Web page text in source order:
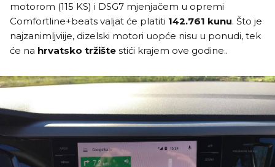
motorom (115 KS) i DSG7 mjenjačem u opremi
Comfortline+beats valjat će platiti 142.761 kunu. Što je
najzanimljviije, dizelski motori uopće nisu u ponudi, tek
će na hrvatsko tržište stići krajem ove godine..